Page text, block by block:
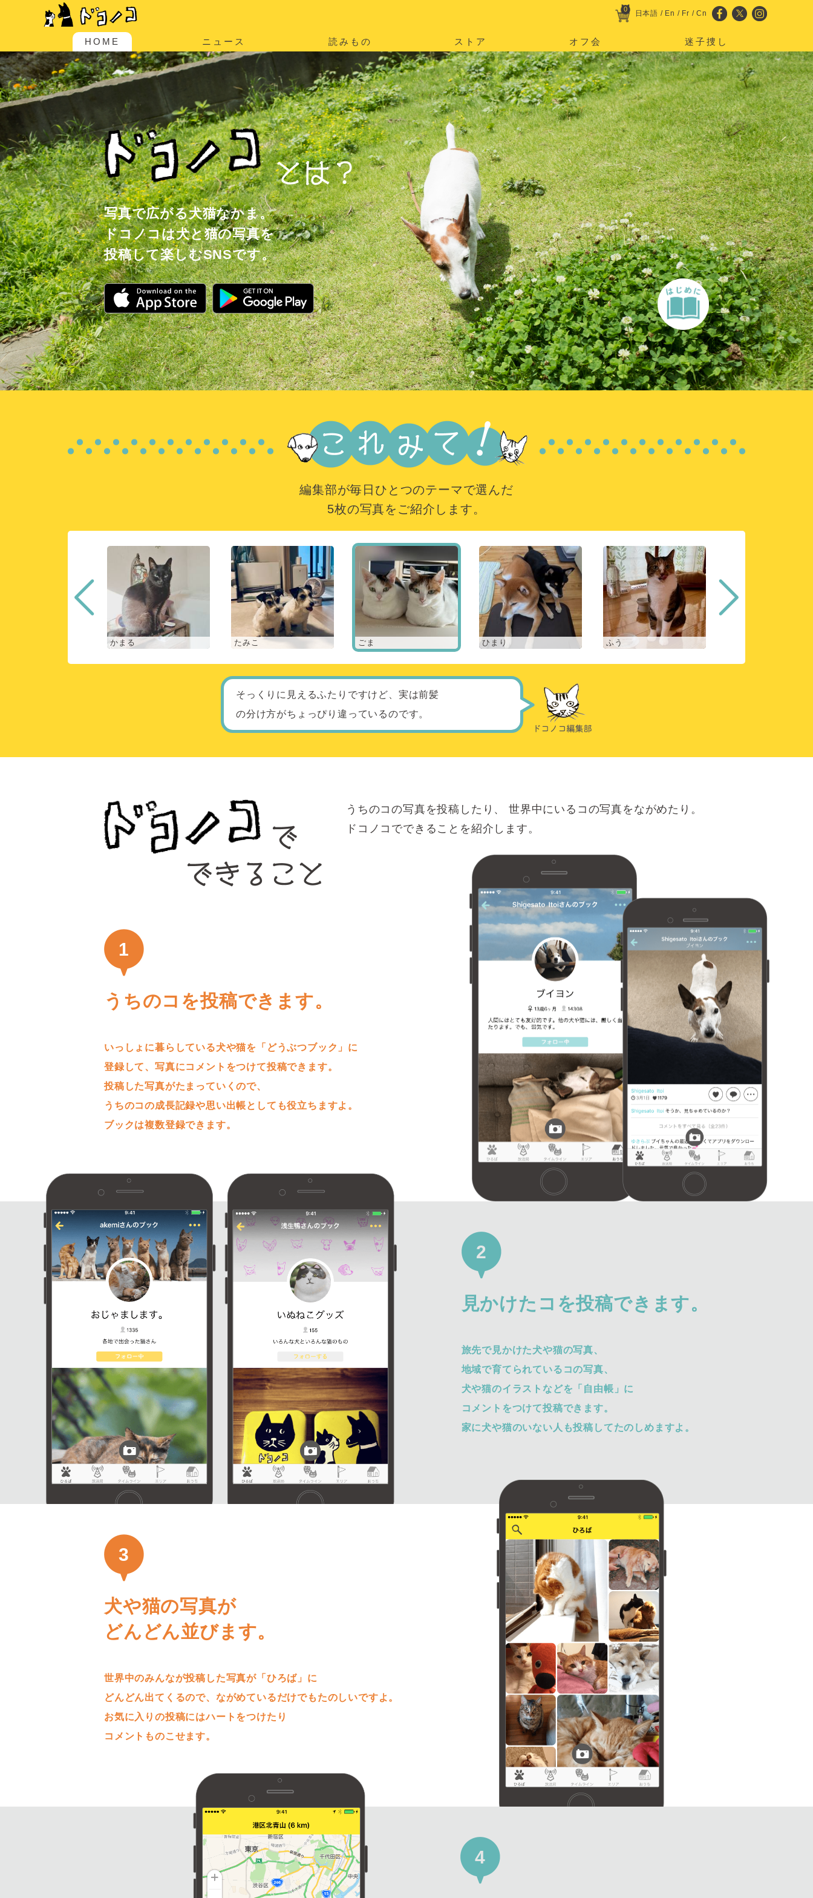
0 日本語 / En / Fr /Cn
HOME ニュース 読みもの ストア オフ会 迷子捜し
写真で広がる犬猫なかま。
ドコノコは犬と猫の写真を
投稿して楽しむSNSです。
編集部が毎日ひとつのテーマで選んだ
5枚の写真をご紹介します。
かまる たみこ ごま ひまり ふう
そっくりに見えるふたりですけど、実は前髪
の分け方がちょっぴり違っているのです。
うちのコの写真を投稿したり、
世界中にいるコの写真をながめたり。
ドコノコでできることを紹介します。
1
うちのコを投稿できます。
いっしょに暮らしている犬や猫を「どうぶつブック」に
登録して、写真にコメントをつけて投稿できます。
投稿した写真がたまっていくので、
うちのコの成長記録や思い出帳としても役立ちますよ。
ブックは複数登録できます。
2
見かけたコを投稿できます。
旅先で見かけた犬や猫の写真、
地域で育てられているコの写真、
犬や猫のイラストなどを「自由帳」に
コメントをつけて投稿できます。
家に犬や猫のいない人も投稿してたのしめますよ。
3
犬や猫の写真が
どんどん並びます。
世界中のみんなが投稿した写真が「ひろば」に
どんどん出てくるので、ながめているだけでもたのしいですよ。
お気に入りの投稿にはハートをつけたり
コメントものこせます。
4